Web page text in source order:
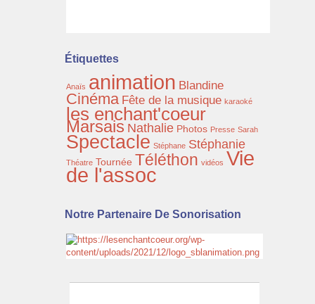
Étiquettes
Anaïs animation Blandine
Cinéma Fête de la musique karaoké
les enchant'coeur
Marsais Nathalie Photos Presse Sarah
Spectacle Stéphane Stéphanie
Théatre Tournée Téléthon vidéos Vie
de l'assoc
Notre Partenaire De Sonorisation